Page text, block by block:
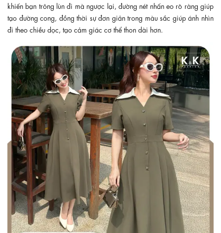
khiến bạn trông lùn đi mà ngược lại, đường nét nhấn eo rõ ràng giúp
tạo đường cong, đồng thời sự đơn giản trong màu sắc giúp ánh nhìn
đi theo chiều dọc, tạo cảm giác cơ thể thon dài hơn.